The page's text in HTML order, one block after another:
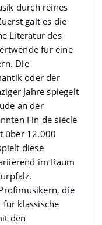
durch reines
galt es die
Literatur des
für eine
Die
oder der
Jahre spiegelt
an der
Fin de siècle
über 12.000
diese
im Raum
die
klassische
den